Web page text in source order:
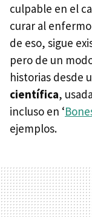
culpable en el
curar al
de eso, sigue
pero de un
historias desde
científica,
incluso en ‘
ejemplos.